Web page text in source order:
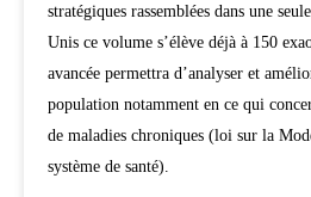
stratégiques rassemblées dans une
Unis ce volume s’élève déjà à 150
avancée permettra d’analyser et
population notamment en ce qui
de maladies chroniques (loi sur la
système de santé).